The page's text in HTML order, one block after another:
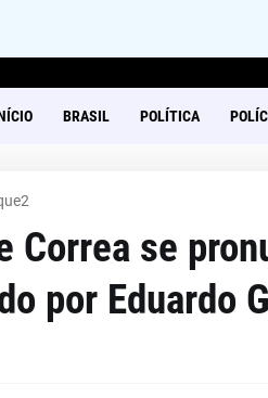
BRASIL POLÍTICA
Correa se
por Eduardo